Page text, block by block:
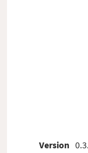
Version